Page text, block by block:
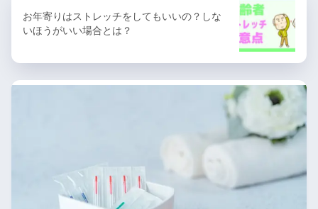
お年寄りはストレッチをしてもいいの？しな
いほうがいい場合とは？